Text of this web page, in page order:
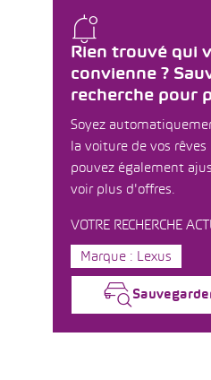
Rien trouvé qui
convienne ?
recherche pour
Soyez
la voiture de vos
pouvez également
voir plus d'offres.
VOTRE RECHERCHE
Marque : Lexus